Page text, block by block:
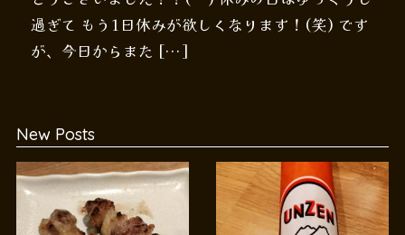
過ぎて もう1日休みが欲しくなります！(笑) です
が、今日からまた […]
New Posts